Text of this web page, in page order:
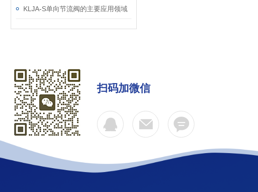
KLJA-S单向节流阀的主要应用领域
扫码加微信